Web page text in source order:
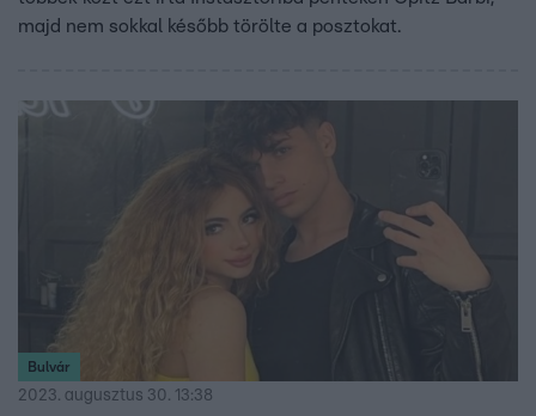
majd nem sokkal később törölte a posztokat.
Bulvár
2023. augusztus 30. 13:38